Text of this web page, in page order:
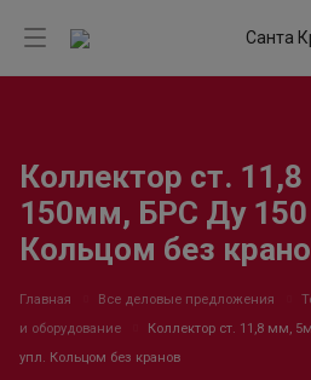
Санта
Коллектор ст.
150мм, БРС Ду 150
Кольцом без
Главная Все деловые предложения
и оборудование
Коллектор ст. 11,8 мм,
упл. Кольцом без кранов